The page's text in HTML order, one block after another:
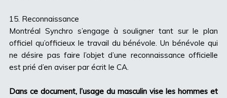
15. Reconnaissance
Montréal Synchro s’engage à souligner tant sur le plan
officiel qu’officieux le travail du bénévole. Un bénévole qui
ne désire pas faire l’objet d’une reconnaissance officielle
est prié d’en aviser par écrit le CA.
Dans ce document, l’usage du masculin vise les hommes et